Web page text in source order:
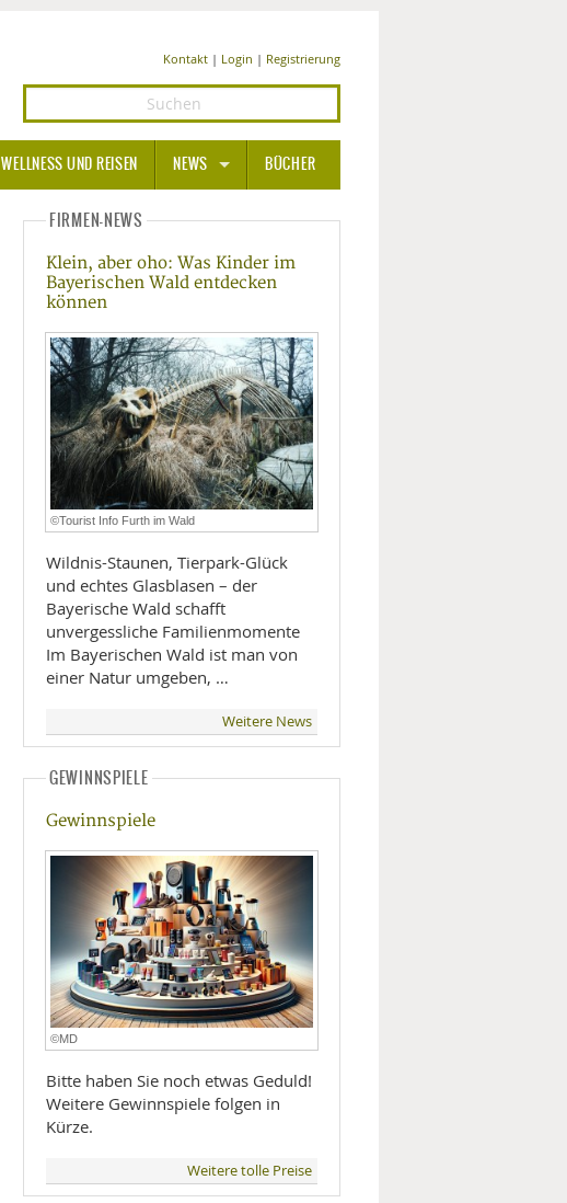
Kontakt| Login | Registrierung
WELLNESS UND REISEN NEWS
MEDIZIN UND PHARMA
BEAUTY UND PFLEGE
SPORT UND FITNESS
WELLNESS UND REISEN
LIFESTYLE
MOBILITÄT
BÜCHER
Es geht mir gut - ©Copyright Uwe Bendixen
FIRMEN-NEWS
Klein, aber oho: Was Kinder im
Bayerischen Wald entdecken
können
©Tourist Info Furth im Wald
Wildnis-Staunen, Tierpark-Glück
und echtes Glasblasen – der
Bayerische Wald schafft
unvergessliche Familienmomente
Im Bayerischen Wald ist man von
einer Natur umgeben, …
Weitere News
GEWINNSPIELE
Gewinnspiele
©MD
Bitte haben Sie noch etwas Geduld!
Weitere Gewinnspiele folgen in
Kürze.
Weitere tolle Preise